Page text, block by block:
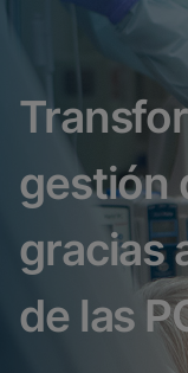
gestión
gracias
de las